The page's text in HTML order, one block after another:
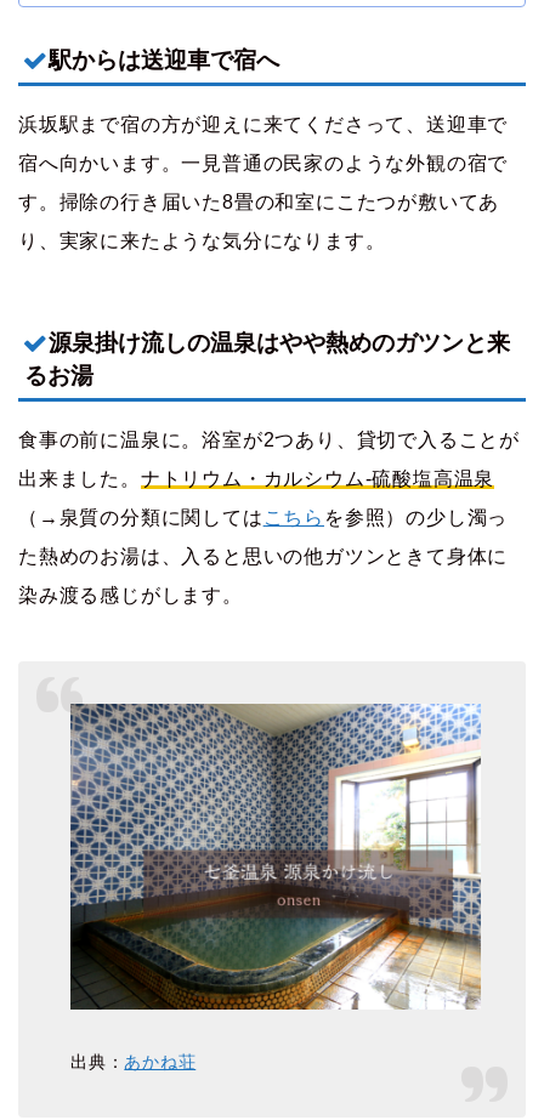
駅からは送迎車で宿へ
浜坂駅まで宿の方が迎えに来てくださって、送迎車で
宿へ向かいます。一見普通の民家のような外観の宿で
す。掃除の行き届いた8畳の和室にこたつが敷いてあ
り、実家に来たような気分になります。
源泉掛け流しの温泉はやや熱めのガツンと来
るお湯
食事の前に温泉に。浴室が2つあり、貸切で入ることが
出来ました。 ナトリウム・カルシウム-硫酸塩高温泉
（→泉質の分類に関しては こちら を参照）の少し濁っ
た熱めのお湯は、入ると思いの他ガツンときて身体に
染み渡る感じがします。
出典： あかね荘